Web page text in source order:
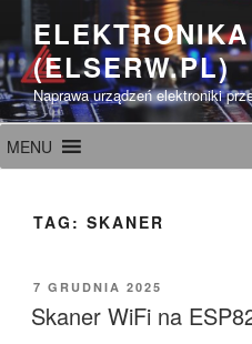
treści(ELSERW.PL)
Naprawa urządzeń elektroniki
MENU
TAG: SKANER
OPUBLIKOWANE
W
7 GRUDNIA 2025
Skaner WiFi na